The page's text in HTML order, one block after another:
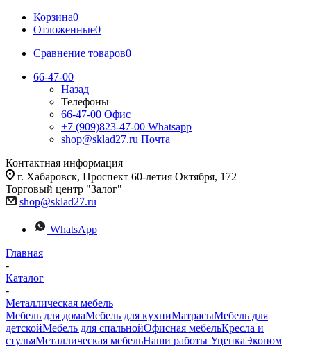
Корзина0
Отложенные0
Сравнение товаров0
66-47-00
Назад
Телефоны
66-47-00 Офис
+7 (909)823-47-00 Whatsapp
shop@sklad27.ru Почта
Контактная информация
г. Хабаровск, Проспект 60-летия Октября, 172
Торговый центр "Залог"
shop@sklad27.ru
WhatsApp
Главная
-
Каталог
-
Металлическая мебель
Мебель для домаМебель для кухниМатраcыМебель для
детскойМебель для спальнойОфисная мебельКресла и
стульяМеталлическая мебельНаши работы УценкаЭконом